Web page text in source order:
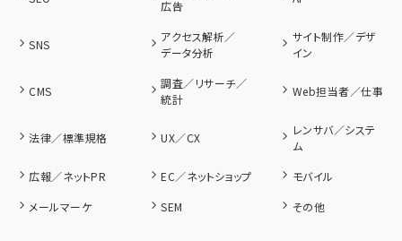
広告
SNS
アクセス解析／
データ分析
サイト制作／デザ
イン
CMS
調査／リサーチ／
統計
Web担当者／仕事
法律／標準規格 UX／CX
レンサバ／システ
ム
広報／ネットPR
EC／ネットショップ
モバイル
メールマーケ
SEM その他